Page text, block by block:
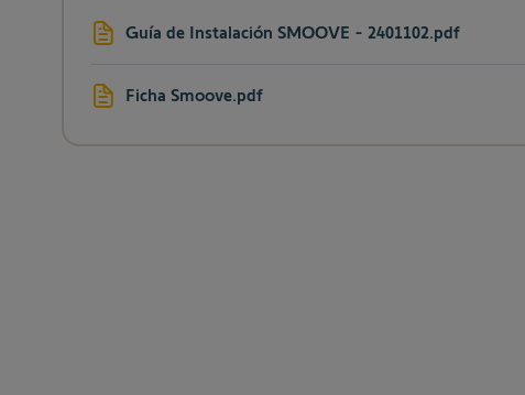
Guía de Instalación SMOOVE - 2401102.pdf
Ficha Smoove.pdf